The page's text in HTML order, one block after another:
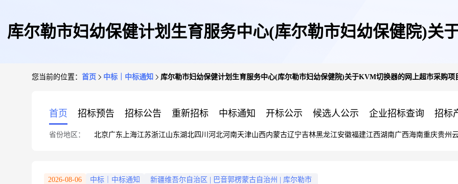
库尔勒市妇幼保健计划生育服务中心(库尔勒市妇幼保健院)关
您当前的位置： 首页 中标｜中标通知 库尔勒市妇幼保健计划生育服务中心(库尔勒市妇幼保健院)关于KVM切换器的网上超市采购项
首页 招标预告 招标公告 重新招标 中标通知 开标公示 候选人公示 企业招标查询 招标
省份地区： 北京广东 上海江苏浙江山东湖北四川 河北河南天津山西内蒙古辽宁吉林黑龙江安徽福建江西湖南广西海南重庆贵州
2026-08-06 中标｜中标通知 新疆维吾尔自治区 巴音郭楞蒙古自治州 库尔勒市